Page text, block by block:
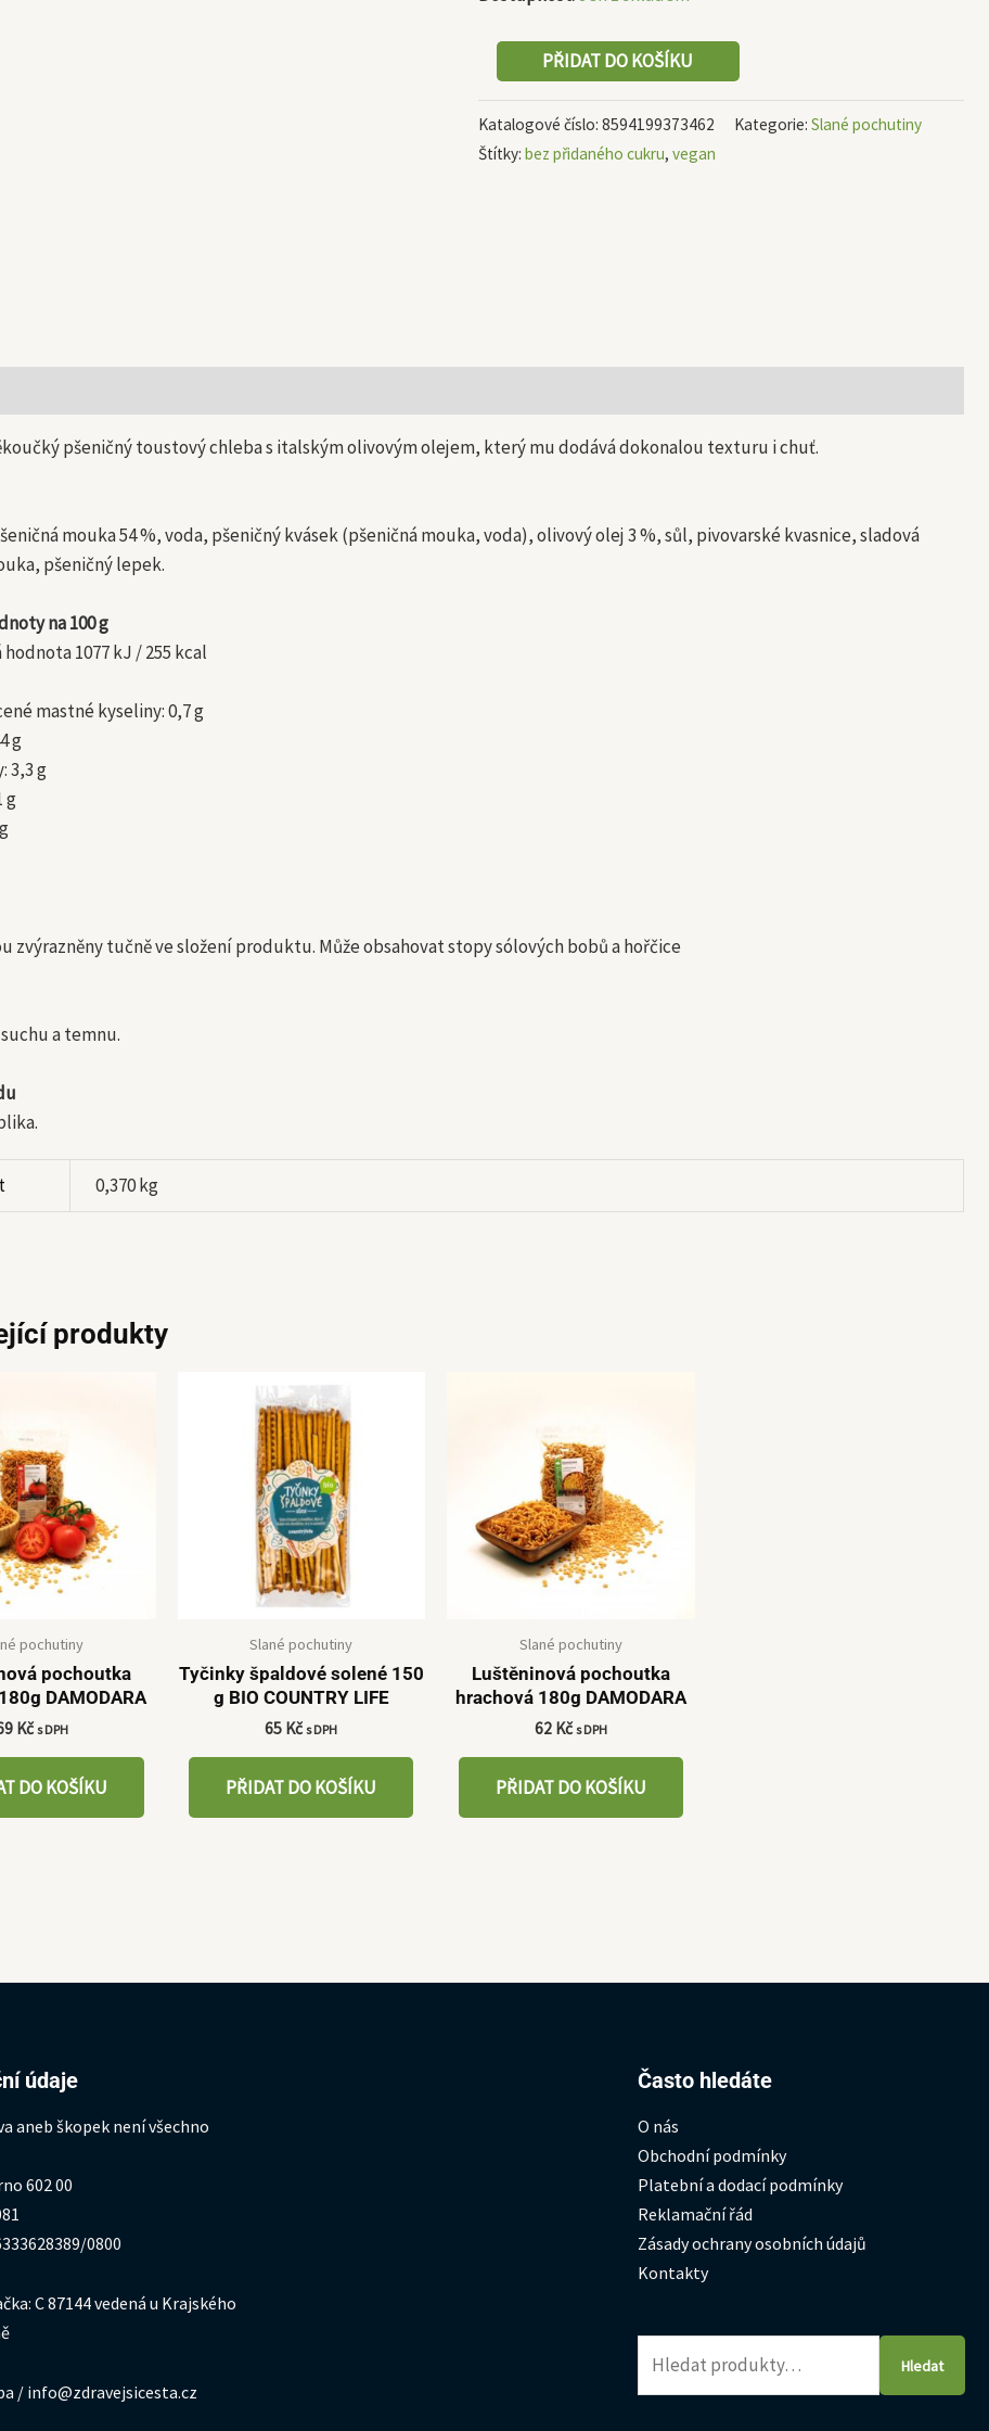
PŘIDAT DO KOŠÍKU
Katalogové číslo: 8594199373462 Kategorie: Slané pochutiny
Štítky: bez přidaného cukru, vegan
pšeničný toustový chleba s italským olivovým olejem, který mu dodává dokonalou texturu i chuť.
mouka 54 %, voda, pšeničný kvásek (pšeničná mouka, voda), olivový olej 3 %, sůl, pivovarské kvasnice, sladová
pšeničný lepek.
na 100 g
1077 kJ / 255 kcal
mastné kyseliny: 0,7 g
g
3,3 g
g
zvýrazněny tučně ve složení produktu. Může obsahovat stopy sólových bobů a hořčice
a temnu.
0,370 kg
produkty
pochutiny
pochoutka
DAMODARA
Kč s DPH
DO KOŠÍKU
Slané pochutiny
Tyčinky špaldové solené 150
g BIO COUNTRY LIFE
65 Kč s DPH
PŘIDAT DO KOŠÍKU
Slané pochutiny
Luštěninová pochoutka
hrachová 180g DAMODARA
62 Kč s DPH
PŘIDAT DO KOŠÍKU
údaje
aneb škopek není všechno
602 00
0800
C 87144 vedená u Krajského
/ info@zdravejsicesta.cz
Často hledáte
O nás
Obchodní podmínky
Platební a dodací podmínky
Reklamační řád
Zásady ochrany osobních údajů
Kontakty
Hledat:
Hledat